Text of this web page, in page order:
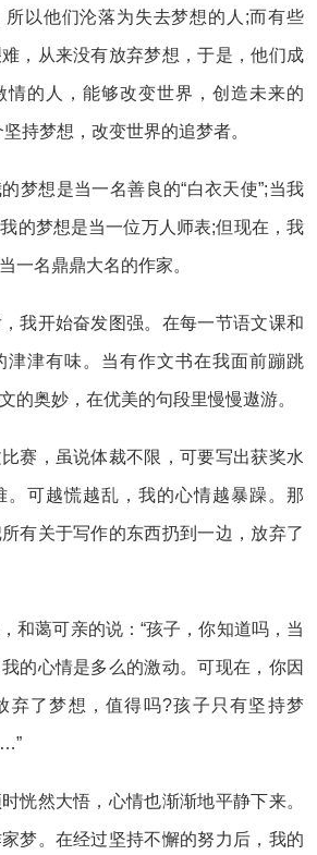
所以他们沦落为失去梦想的人;而有些
，从来没有放弃梦想，于是，他们成
情的人，能够改变世界，创造未来的
持梦想，改变世界的追梦者。
梦想是当一名善良的“白衣天使”;当我
的梦想是当一位万人师表;但现在，我
一名鼎鼎大名的作家。
我开始奋发图强。在每一节语文课和
津津有味。当有作文书在我面前蹦跳
的奥妙，在优美的句段里慢慢遨游。
赛，虽说体裁不限，可要写出获奖水
。可越慌越乱，我的心情越暴躁。那
有关于写作的东西扔到一边，放弃了
和蔼可亲的说：“孩子，你知道吗，当
的心情是多么的激动。可现在，你因
弃了梦想，值得吗?孩子只有坚持梦
恍然大悟，心情也渐渐地平静下来。
梦。在经过坚持不懈的努力后，我的